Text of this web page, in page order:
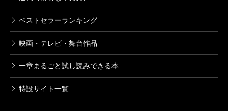
ベストセラーランキング
映画・テレビ・舞台作品
一章まるごと試し読みできる本
特設サイト一覧